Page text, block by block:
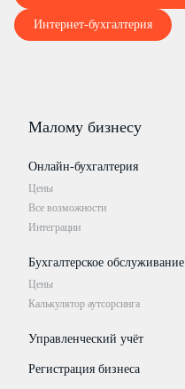
Интернет-бухгалтерия
Малому бизнесу
Онлайн-бухгалтерия
Цены
Все возможности
Интеграции
Бухгалтерское обслуживание
Цены
Калькулятор аутсорсинга
Управленческий учёт
Регистрация бизнеса